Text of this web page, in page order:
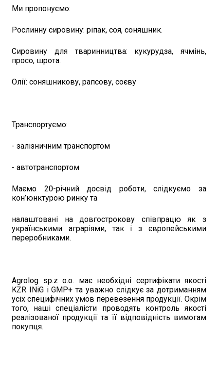
Ми пропонуємо:
Рослинну сировину: ріпак, соя, соняшник.
Сировину для тваринництва: кукурудза, ячмінь,
просо, шрота.
Олії: соняшникову, рапсову, соєву
Транспортуємо:
- залізничним транспортом
- автотранспортом
Маємо 20-річний досвід роботи, слідкуємо за
кон’юнктурою ринку та
налаштовані на довгострокову співпрацю як з
українськими аграріями, так і з європейськими
переробниками.
Agrolog sp.z o.o. має необхідні сертифікати якості
KZR INiG і GMP+ та уважно слідкує за дотриманням
усіх специфічних умов перевезення продукції. Окрім
того, наші спеціалісти проводять контроль якості
реалізованої продукції та її відповідність вимогам
покупця.